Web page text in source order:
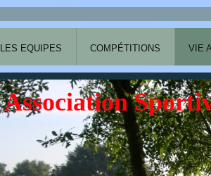
LES EQUIPES COMPÉTITIONS VIE
Association